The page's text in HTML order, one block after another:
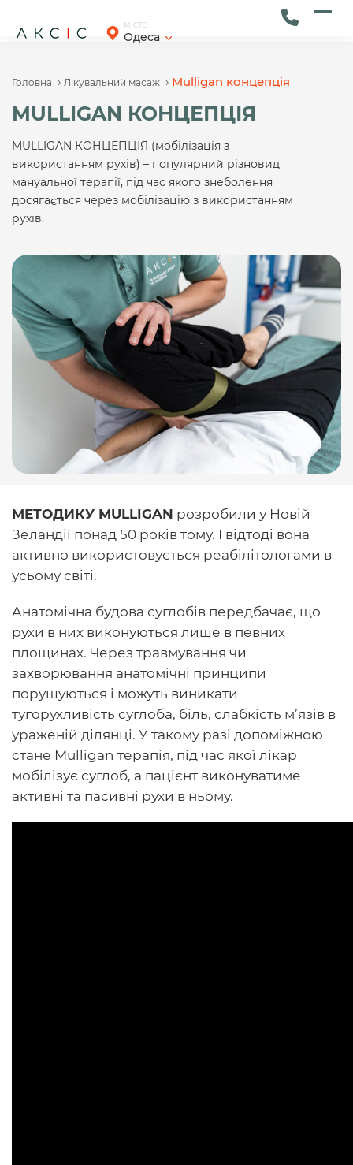
content
МІСТО
Одеса
Головна › Лікувальний масаж › Mulligan концепція
MULLIGAN КОНЦЕПЦІЯ
MULLIGAN КОНЦЕПЦІЯ (мобілізація з
використанням рухів) – популярний різновид
мануальної терапії, під час якого знеболення
досягається через мобілізацію з використанням
рухів.
МЕТОДИКУ MULLIGAN розробили у Новій
Зеландії понад 50 років тому. І відтоді вона
активно використовується реабілітологами в
усьому світі.
Анатомічна будова суглобів передбачає, що
рухи в них виконуються лише в певних
площинах. Через травмування чи
захворювання анатомічні принципи
порушуються і можуть виникати
тугорухливість суглоба, біль, слабкість м’язів в
ураженій ділянці. У такому разі допоміжною
стане Mulligan терапія, під час якої лікар
мобілізує суглоб, а пацієнт виконуватиме
активні та пасивні рухи в ньому.